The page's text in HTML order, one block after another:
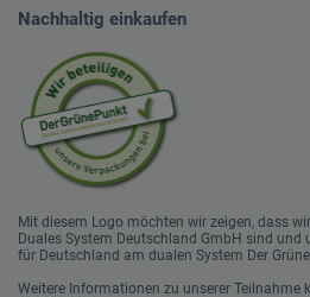
Nachhaltig einkaufen
Mit diesem Logo möchten wir zeigen, dass
Duales System Deutschland GmbH sind und
für Deutschland am dualen System Der
Weitere Informationen zu unserer Teilnahme